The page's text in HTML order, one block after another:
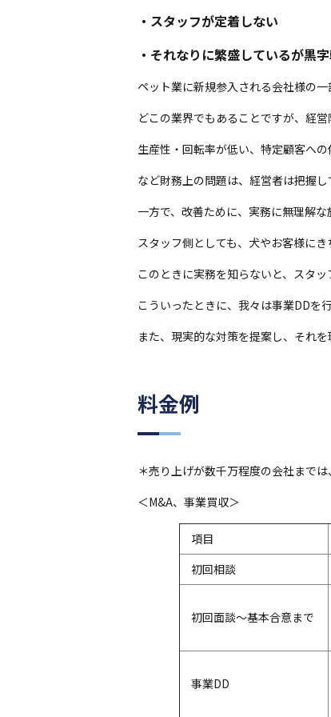
・スタッフが定着しない
・それなりに繁盛しているが黒
ペット業に新規参入される会社様の一
どこの業界でもあることですが、経
生産性・回転率が低い、特定顧客へ
など財務上の問題は、経営者は把握し
一方で、改善ために、実務に無理解
スタッフ側としても、犬やお客様に
このときに実務を知らないと、スタ
こういったときに、我々は事業DDを
また、現実的な対策を提案し、それ
料金例
＊売り上げが数千万程度の会社まで
＜M&A、事業買収＞
項目
初回相談
初回面談～基本合意まで
事業DD